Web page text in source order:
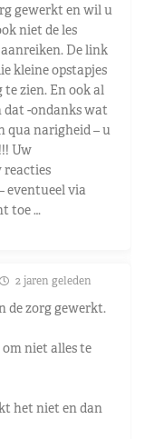
gewerkt en wil u
niet de les
De link
kleine opstapjes
zien. En ook al
dat -ondanks wat
qua narigheid – u
Uw
reacties
eventueel via
toe …
2 jaren geleden
de zorg gewerkt.
niet alles te
het niet en dan